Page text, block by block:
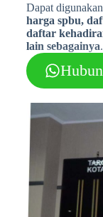
Dapat
harga spbu,
daftar
lain sebagainya.